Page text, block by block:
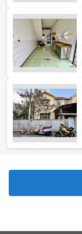
預設排序
價格從高到低
自租
房東自租